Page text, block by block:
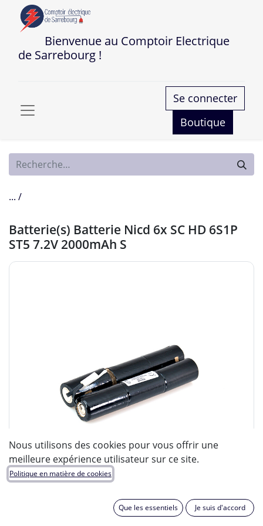
Bienvenue au Comptoir Electrique
de Sarrebourg !
Se connecter
Boutique
... /
Batterie(s) Batterie Nicd 6x SC HD 6S1P
ST5 7.2V 2000mAh S
Nous utilisons des cookies pour vous offrir une
meilleure expérience utilisateur sur ce site.
Politique en matière de cookies
Que les essentiels Je suis d'accord